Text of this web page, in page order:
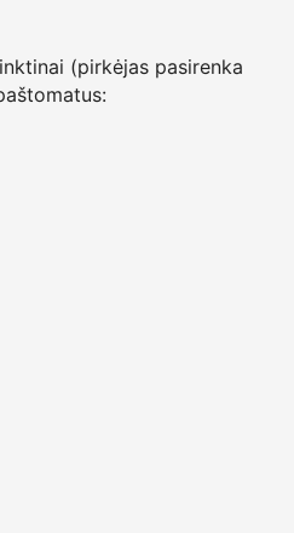
(pirkėjas pasirenka